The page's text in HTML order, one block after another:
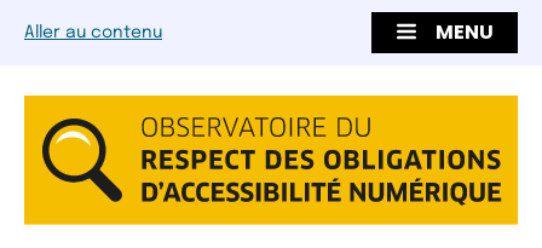
Aller au contenu MENU